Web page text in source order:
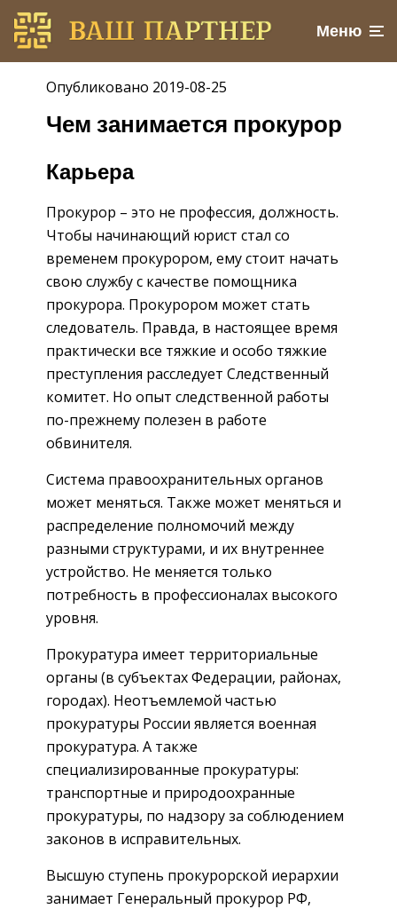
Меню
Опубликовано 2019-08-25
Чем занимается прокурор
Карьера
Прокурор – это не профессия, должность.
Чтобы начинающий юрист стал со
временем прокурором, ему стоит начать
свою службу с качестве помощника
прокурора. Прокурором может стать
следователь. Правда, в настоящее время
практически все тяжкие и особо тяжкие
преступления расследует Следственный
комитет. Но опыт следственной работы
по-прежнему полезен в работе
обвинителя.
Система правоохранительных органов
может меняться. Также может меняться и
распределение полномочий между
разными структурами, и их внутреннее
устройство. Не меняется только
потребность в профессионалах высокого
уровня.
Прокуратура имеет территориальные
органы (в субъектах Федерации, районах,
городах). Неотъемлемой частью
прокуратуры России является военная
прокуратура. А также
специализированные прокуратуры:
транспортные и природоохранные
прокуратуры, по надзору за соблюдением
законов в исправительных.
Высшую ступень прокурорской иерархии
занимает Генеральный прокурор РФ,